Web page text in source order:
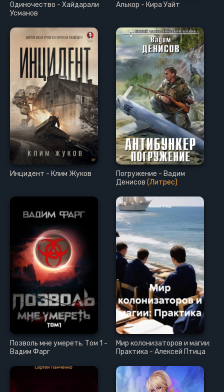
Одиночество - Хайдарали
Усманов
Алькор - Кира Уайт
Инцидент - Клим Жуков
Погружение - Вадим
Денисов (Литрес)
Позволь мне умереть. Том 1 -
Вадим Фарг
Мир колонизаторов и магии:
Практика - Алексей Птица